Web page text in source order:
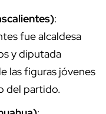
:
fue alcaldesa
y diputada
las figuras jóvenes
del partido.